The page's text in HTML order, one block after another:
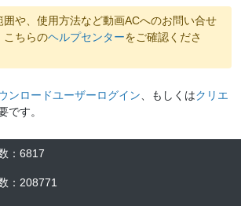
囲や、使用方法など動画ACへのお問い合せ
こちらのヘルプセンターをご確認くださ
ンロードユーザーログイン 、もしくはクリエ
です。
： 6817
： 208771